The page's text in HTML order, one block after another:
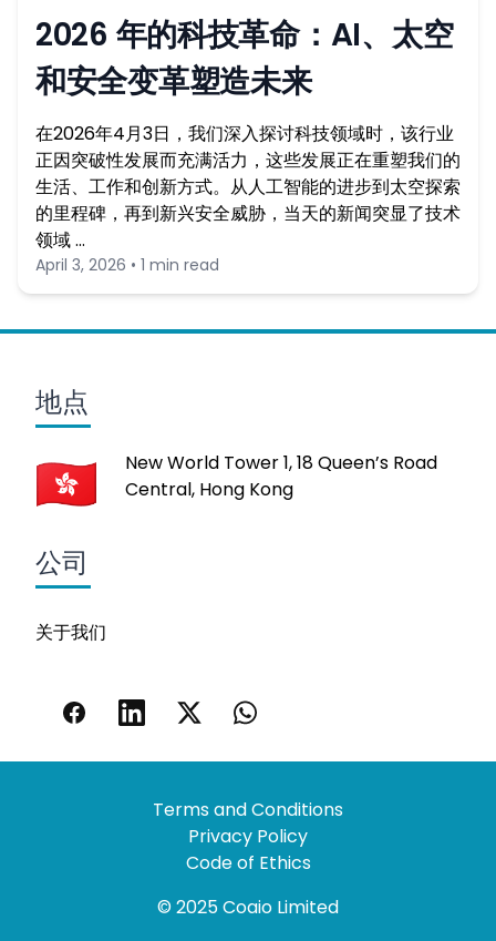
2026 年的科技革命：AI、太空
和安全变革塑造未来
在2026年4月3日，我们深入探讨科技领域时，该行业
正因突破性发展而充满活力，这些发展正在重塑我们的
生活、工作和创新方式。从人工智能的进步到太空探索
的里程碑，再到新兴安全威胁，当天的新闻突显了技术
领域 …
April 3, 2026 • 1 min read
地点
New World Tower 1, 18 Queen’s Road
Central, Hong Kong
公司
关于我们
Terms and Conditions
Privacy Policy
Code of Ethics
© 2025 Coaio Limited